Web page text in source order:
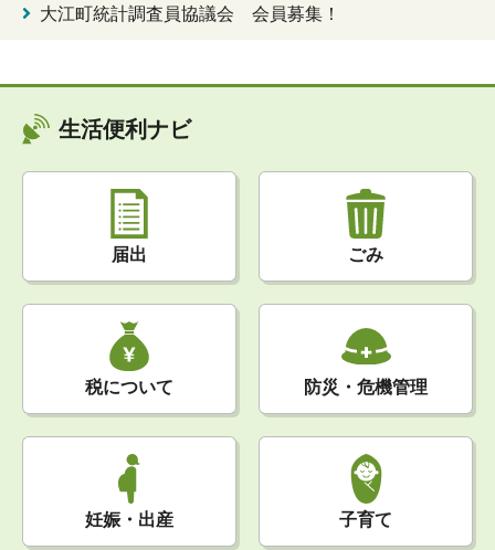
大江町統計調査員協議会 会員募集！
生活便利ナビ
届出 ごみ
税について 防災・危機管理
妊娠・出産 子育て